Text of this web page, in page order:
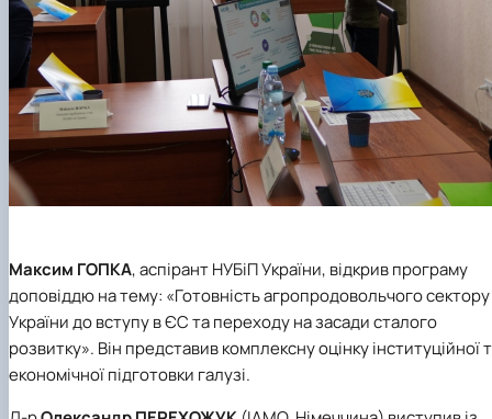
Максим ГОПКА, аспірант НУБіП України, відкрив програму
доповіддю на тему: «Готовність агропродовольчого сектору
України до вступу в ЄС та переходу на засади сталого
розвитку». Він представив комплексну оцінку інституційної
економічної підготовки галузі.